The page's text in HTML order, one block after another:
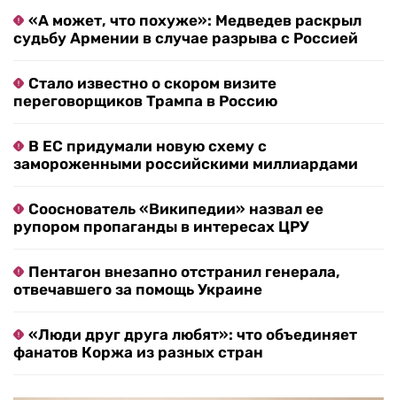
«А может, что похуже»: Медведев раскрыл
судьбу Армении в случае разрыва с Россией
Стало известно о скором визите
переговорщиков Трампа в Россию
В ЕС придумали новую схему с
замороженными российскими миллиардами
Сооснователь «Википедии» назвал ее
рупором пропаганды в интересах ЦРУ
Пентагон внезапно отстранил генерала,
отвечавшего за помощь Украине
«Люди друг друга любят»: что объединяет
фанатов Коржа из разных стран